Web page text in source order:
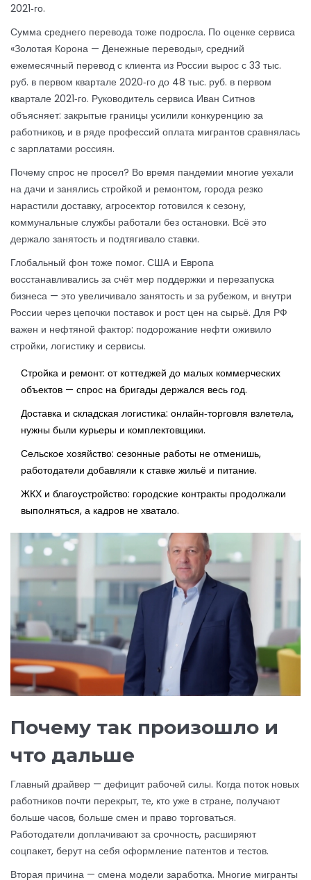
2021‑го.
Сумма среднего перевода тоже подросла. По оценке сервиса
«Золотая Корона — Денежные переводы», средний
ежемесячный перевод с клиента из России вырос с 33 тыс.
руб. в первом квартале 2020‑го до 48 тыс. руб. в первом
квартале 2021‑го. Руководитель сервиса Иван Ситнов
объясняет: закрытые границы усилили конкуренцию за
работников, и в ряде профессий оплата мигрантов сравнялась
с зарплатами россиян.
Почему спрос не просел? Во время пандемии многие уехали
на дачи и занялись стройкой и ремонтом, города резко
нарастили доставку, агросектор готовился к сезону,
коммунальные службы работали без остановки. Всё это
держало занятость и подтягивало ставки.
Глобальный фон тоже помог. США и Европа
восстанавливались за счёт мер поддержки и перезапуска
бизнеса — это увеличивало занятость и за рубежом, и внутри
России через цепочки поставок и рост цен на сырьё. Для РФ
важен и нефтяной фактор: подорожание нефти оживило
стройки, логистику и сервисы.
Стройка и ремонт: от коттеджей до малых коммерческих
объектов — спрос на бригады держался весь год.
Доставка и складская логистика: онлайн‑торговля взлетела,
нужны были курьеры и комплектовщики.
Сельское хозяйство: сезонные работы не отменишь,
работодатели добавляли к ставке жильё и питание.
ЖКХ и благоустройство: городские контракты продолжали
выполняться, а кадров не хватало.
Почему так произошло и
что дальше
Главный драйвер — дефицит рабочей силы. Когда поток новых
работников почти перекрыт, те, кто уже в стране, получают
больше часов, больше смен и право торговаться.
Работодатели доплачивают за срочность, расширяют
соцпакет, берут на себя оформление патентов и тестов.
Вторая причина — смена модели заработка. Многие мигранты